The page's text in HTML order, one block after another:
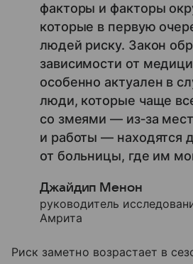
факторы и факторы
которые в первую
людей риску. Закон
зависимости от
особенно актуален в
люди, которые чаще
со змеями — из‑за
и работы — находятся
от больницы, где им
Джайдип Менон
руководитель
Амрита
Риск заметно возрастает в